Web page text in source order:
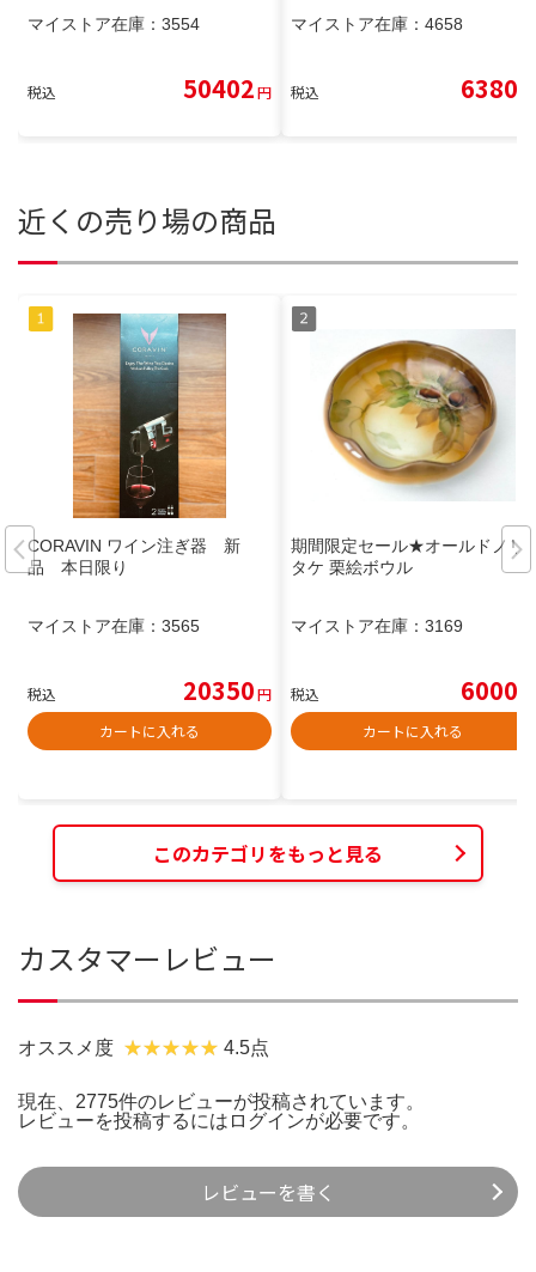
マイストア在庫： 3554
税込 50402円
マイストア在庫： 4658
税込 6380
近くの売り場の商品
CORAVIN ワイン注ぎ器 新
品 本日限り
マイストア在庫： 3565
税込 20350円
カートに入れる
期間限定セール★オールドノリ
タケ 栗絵ボウル
マイストア在庫： 3169
税込 6000
カートに入れる
このカテゴリをもっと見る
カスタマーレビュー
オススメ度 4.5点
現在、2775件のレビューが投稿されています。
レビューを投稿するには ログインが必要です。
レビューを書く